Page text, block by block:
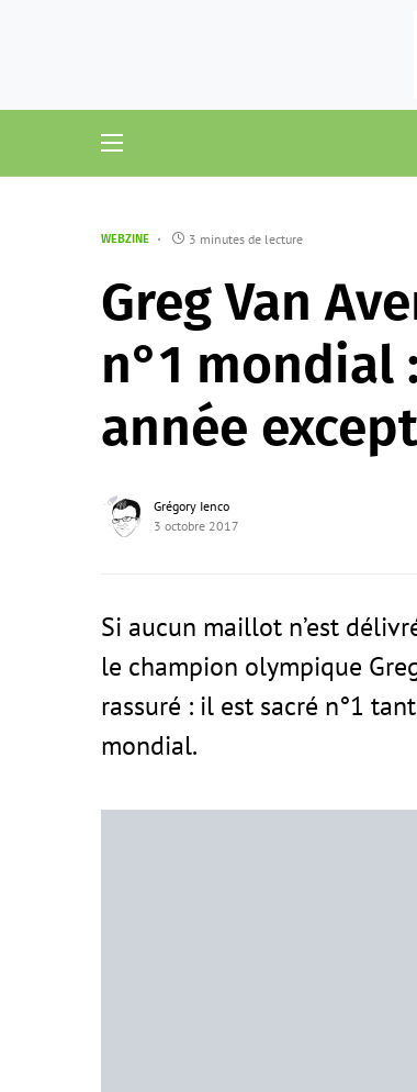
WEBZINE 3 minutes de lecture
Greg Van
n°1 mondial
année
Grégory Ienco
3 octobre 2017
Si aucun maillot n’est
le champion olympique
rassuré : il est sacré n°1
mondial.